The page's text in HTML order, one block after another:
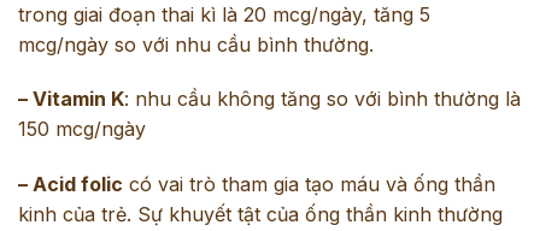
trong giai đoạn thai kì là 20 mcg/ngày, tăng 5
mcg/ngày so với nhu cầu bình thường.
– Vitamin K: nhu cầu không tăng so với bình thường là
150 mcg/ngày
– Acid folic có vai trò tham gia tạo máu và ống thần
kinh của trẻ. Sự khuyết tật của ống thần kinh thường